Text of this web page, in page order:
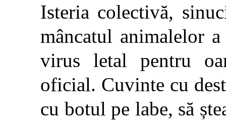
Isteria colectivă,
mâncatul animalelor
virus letal pentru
oficial. Cuvinte cu
cu botul pe labe, să